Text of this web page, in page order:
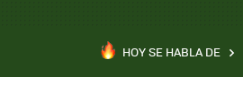
HOY SE HABLA DE